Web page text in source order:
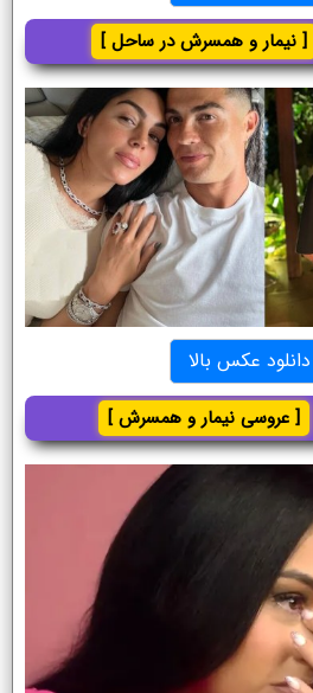
[ نیمار و همسرش در ساحل ]
دانلود عکس بالا
[ عروسی نیمار و همسرش ]